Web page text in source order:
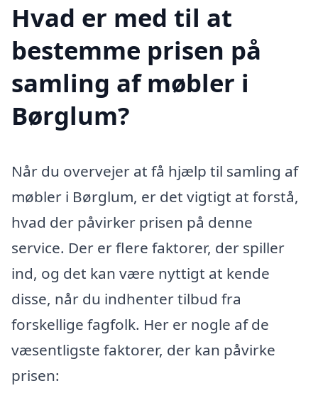
Hvad er med til at
bestemme prisen på
samling af møbler i
Børglum?
Når du overvejer at få hjælp til samling af
møbler i Børglum, er det vigtigt at forstå,
hvad der påvirker prisen på denne
service. Der er flere faktorer, der spiller
ind, og det kan være nyttigt at kende
disse, når du indhenter tilbud fra
forskellige fagfolk. Her er nogle af de
væsentligste faktorer, der kan påvirke
prisen: